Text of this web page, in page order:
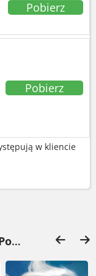
Pobierz
Pobierz
w kliencie